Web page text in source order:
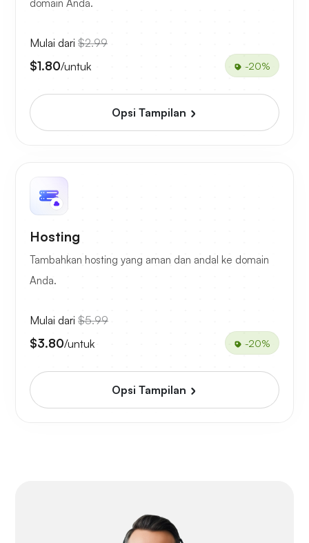
domain Anda.
Mulai dari $2.99
$1.80/untuk -20%
Opsi Tampilan
Hosting
Tambahkan hosting yang aman dan andal ke domain
Anda.
Mulai dari $5.99
$3.80/untuk -20%
Opsi Tampilan